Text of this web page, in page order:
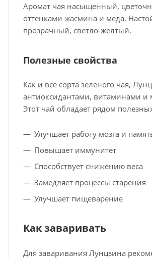
Аромат чая насыщенный,
оттенками жасмина и меда.
прозрачный, светло-желтый.
Полезные свойства
Как и все сорта зеленого чая,
антиоксидантами, витаминами и
Этот чай обладает рядом
Улучшает работу мозга и
Повышает иммунитет
Способствует снижению веса
Замедляет процессы старения
Улучшает пищеварение
Как заваривать
Для заваривания Лунцзина